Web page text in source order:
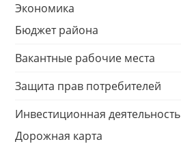
Экономика
Бюджет района
Вакантные рабочие места
Защита прав потребителей
Инвестиционная деятельность
Дорожная карта